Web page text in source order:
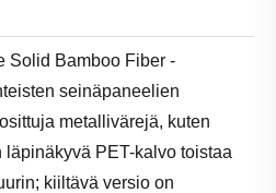
Solid Bamboo Fiber -
seinäpaneelien
metallivärejä, kuten
läpinäkyvä PET-kalvo toistaa
kiiltävä versio on